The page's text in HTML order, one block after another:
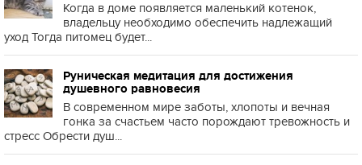
Когда в доме появляется маленький котенок,
владельцу необходимо обеспечить надлежащий
уход Тогда питомец будет...
Руническая медитация для достижения
душевного равновесия
В современном мире заботы, хлопоты и вечная
гонка за счастьем часто порождают тревожность и
стресс Обрести душ...